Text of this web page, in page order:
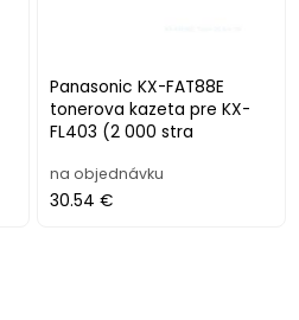
Panasonic KX-FAT88E
tonerova kazeta pre KX-
FL403 (2 000 stra
na objednávku
30.54 €